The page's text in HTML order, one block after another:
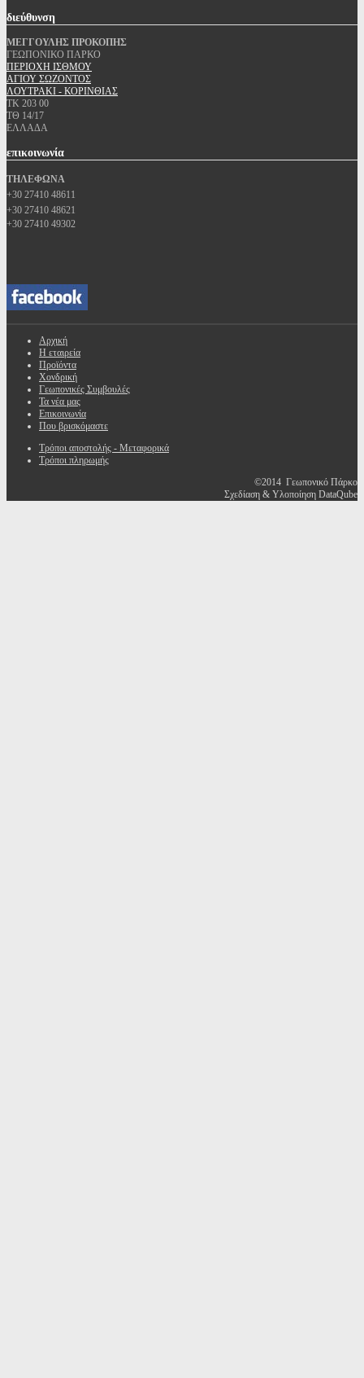
διεύθυνση
ΜΕΓΓΟΥΛΗΣ ΠΡΟΚΟΠΗΣ
ΓΕΩΠΟΝΙΚΟ ΠΑΡΚΟ
ΠΕΡΙΟΧΗ ΙΣΘΜΟΥ
ΑΓΙΟΥ ΣΩΖΟΝΤΟΣ
ΛΟΥΤΡΑΚΙ - ΚΟΡΙΝΘΙΑΣ
ΤΚ 203 00
ΤΘ 14/17
ΕΛΛΑΔΑ
επικοινωνία
ΤΗΛΕΦΩΝΑ
+30 27410 48611
+30 27410 48621
+30 27410 49302
Αρχική
Η εταιρεία
Προϊόντα
Χονδρική
Γεωπονικές Συμβουλές
Τα νέα μας
Επικοινωνία
Που βρισκόμαστε
Τρόποι αποστολής - Μεταφορικά
Τρόποι πληρωμής
©2014 Γεωπονικό Πάρκο
Σχεδίαση & Υλοποίηση DataQube